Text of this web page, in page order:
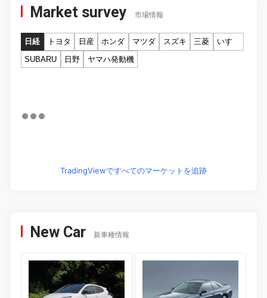
Market survey 市場情報
日経 トヨタ 日産 ホンダ マツダ スズキ 三菱
いすゞ
SUBARU
日野 ヤマハ発動機
TradingViewですべてのマーケットを追跡
New Car 新車種情報